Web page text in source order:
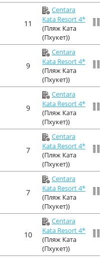
11
Centara
Kata Resort 4*
(Пляж Ката
(Пхукет))
9
Centara
Kata Resort 4*
(Пляж Ката
(Пхукет))
9
Centara
Kata Resort 4*
(Пляж Ката
(Пхукет))
7
Centara
Kata Resort 4*
(Пляж Ката
(Пхукет))
7
Centara
Kata Resort 4*
(Пляж Ката
(Пхукет))
10
Centara
Kata Resort 4*
(Пляж Ката
(Пхукет))